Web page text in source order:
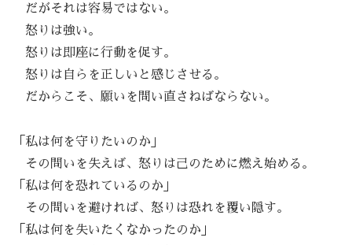
だがそれは容易ではない。
怒りは強い。
怒りは即座に行動を促す。
怒りは自らを正しいと感じさせる。
だからこそ、願いを問い直さねばならない。
「私は何を守りたいのか」
その問いを失えば、怒りは己のために燃え始める。
「私は何を恐れているのか」
その問いを避ければ、怒りは恐れを覆い隠す。
「私は何を失いたくなかったのか」